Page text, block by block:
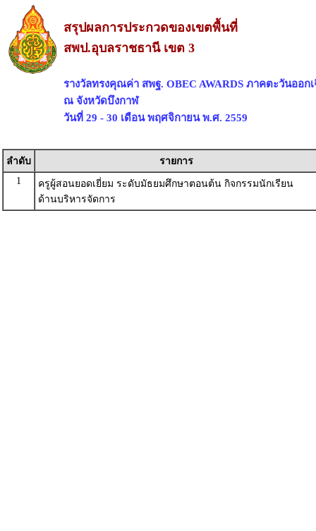
สรุปผลการประกวดของเขตพื้นที่
สพป.อุบลราชธานี เขต 3
รางวัลทรงคุณค่า สพฐ. OBEC AWARDS ภาคตะวันออก
ณ จังหวัดบึงกาฬ
วันที่ 29 - 30 เดือน พฤศจิกายน พ.ศ. 2559
ลำดับ
รายการ
1
ครูผู้สอนยอดเยี่ยม ระดับมัธยมศึกษาตอนต้น กิจกรรมนักเรียน
ด้านบริหารจัดการ